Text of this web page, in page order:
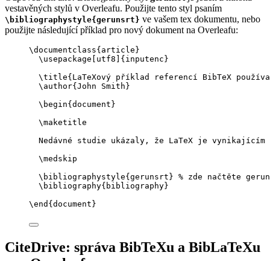
vestavěných stylů v Overleafu. Použijte tento styl psaním
\bibliographystyle{gerunsrt} ve vašem tex dokumentu, nebo
použijte následující příklad pro nový dokument na Overleafu:
\documentclass{ article }
\usepackage
utf8 ]{ inputenc }
\title{LaTeXový příklad referencí BibTeX
\author{John Smith}
\begin{ document }
\maketitle
Nedávné studie ukázaly, že LaTeX je vynikajícím
\medskip
\bibliographystyle{gerunsrt} % zde načtěte
\bibliography{bibliography}
\end { document }
CiteDrive: správa BibTeXu a BibLaTeXu